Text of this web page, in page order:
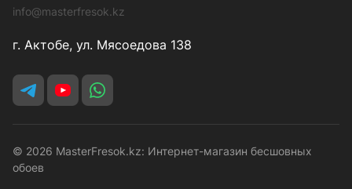
info@masterfresok.kz
г. Актобе, ул. Мясоедова 138
© 2026 MasterFresok.kz: Интернет-магазин бесшовных
обоев